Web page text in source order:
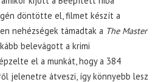
döntötte el, filmet készít a
nehézségek támadtak a The Master
belevágott a krimi
el a munkát, hogy a 384
jelenetre átveszi, így könnyebb lesz